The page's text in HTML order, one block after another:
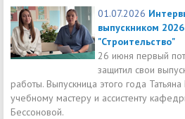
01.07.2026
выпускником
"Строительство"
26 июня первый
защитил свои
работы. Выпускница этого года
учебному мастеру и ассистенту
Бессоновой.